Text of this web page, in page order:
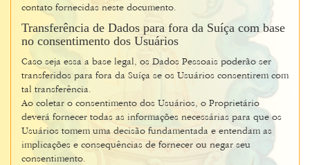
contato fornecidas neste documento.
Transferência de Dados para fora da Suíça com base
no consentimento dos Usuários
Caso seja essa a base legal, os Dados Pessoais poderão ser
transferidos para fora da Suíça se os Usuários consentirem com
tal transferência.
Ao coletar o consentimento dos Usuários, o Proprietário
deverá fornecer todas as informações necessárias para que os
Usuários tomem uma decisão fundamentada e entendam as
implicações e consequências de fornecer ou negar seu
consentimento.